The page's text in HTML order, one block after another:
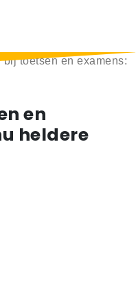
bij toetsen en examens:
en
heldere